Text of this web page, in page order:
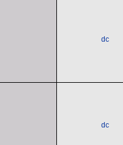
dc
dc